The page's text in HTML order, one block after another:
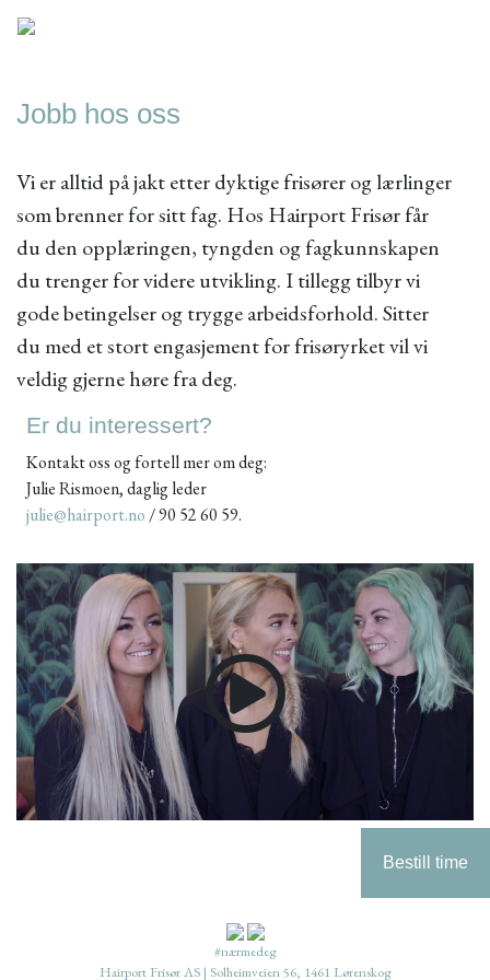
Bestill time
Jobb hos oss
Vi er alltid på jakt etter dyktige frisører og lærlinger
som brenner for sitt fag. Hos Hairport Frisør får
du den opplæringen, tyngden og fagkunnskapen
du trenger for videre utvikling. I tillegg tilbyr vi
gode betingelser og trygge arbeidsforhold. Sitter
du med et stort engasjement for frisøryrket vil vi
veldig gjerne høre fra deg.
Er du interessert?
Kontakt oss og fortell mer om deg:
Julie Rismoen, daglig leder
julie@hairport.no / 90 52 60 59.
#nærmedeg
Hairport Frisør AS | Solheimveien 56, 1461 Lørenskog